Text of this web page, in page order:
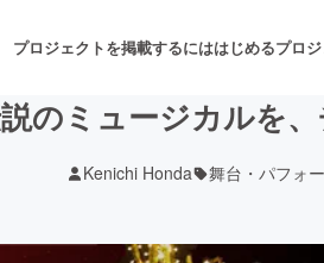
プロジェクトを掲載するにははじめるプロ
のミュージカルを
Kenichi Honda 舞台・パフォ